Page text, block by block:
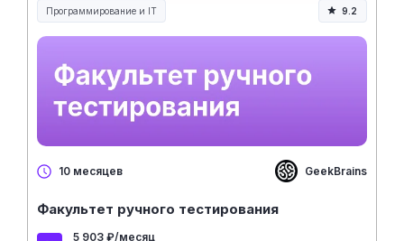
Программирование и IT 9.2
10 месяцев GeekBrains
Факультет ручного тестирования
5 903 ₽/месяц